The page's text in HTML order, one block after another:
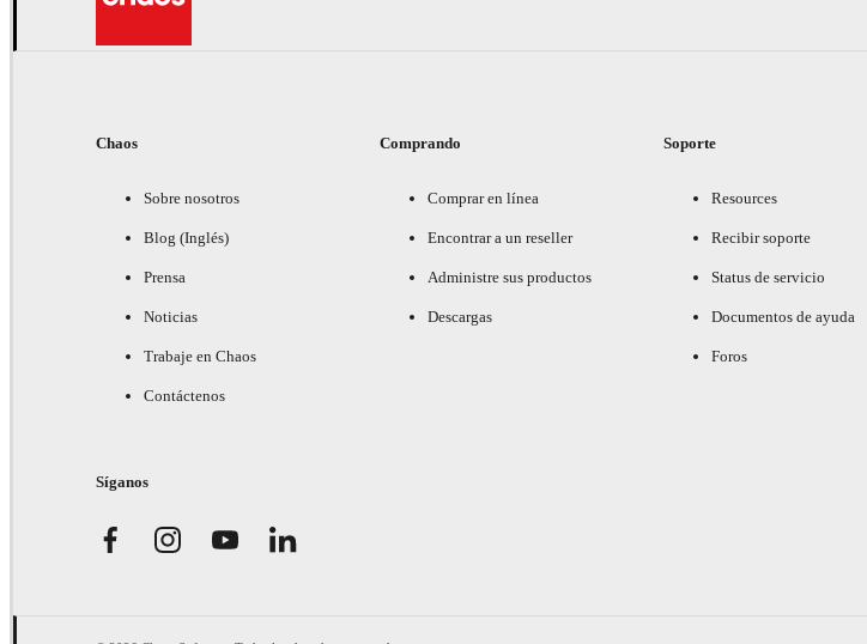
Chaos
Sobre nosotros
Blog (Inglés)
Prensa
Noticias
Trabaje en Chaos
Contáctenos
Comprando
Comprar en línea
Encontrar a un reseller
Administre sus productos
Descargas
Soporte
Resources
Recibir soporte
Status de servicio
Documentos de ayuda
Foros
Síganos